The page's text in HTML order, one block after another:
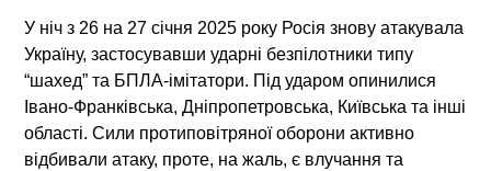
У ніч з 26 на 27 січня 2025 року Росія знову атакувала
Україну, застосувавши ударні безпілотники типу
“шахед” та БПЛА-імітатори. Під ударом опинилися
Івано-Франківська, Дніпропетровська, Київська та інші
області. Сили протиповітряної оборони активно
відбивали атаку, проте, на жаль, є влучання та